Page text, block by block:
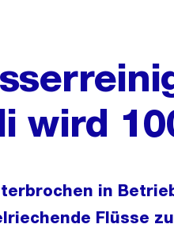
wird
in
Flüsse